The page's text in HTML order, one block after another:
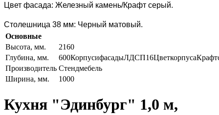
Цвет фасада: Железный камень/Крафт серый.
Столешница 38 мм: Черный матовый.
Основные
Высота, мм.
2160
Глубина, мм.
Производитель Стендмебель
Ширина, мм.
1000
Кухня "Эдинбург" 1,0 м,